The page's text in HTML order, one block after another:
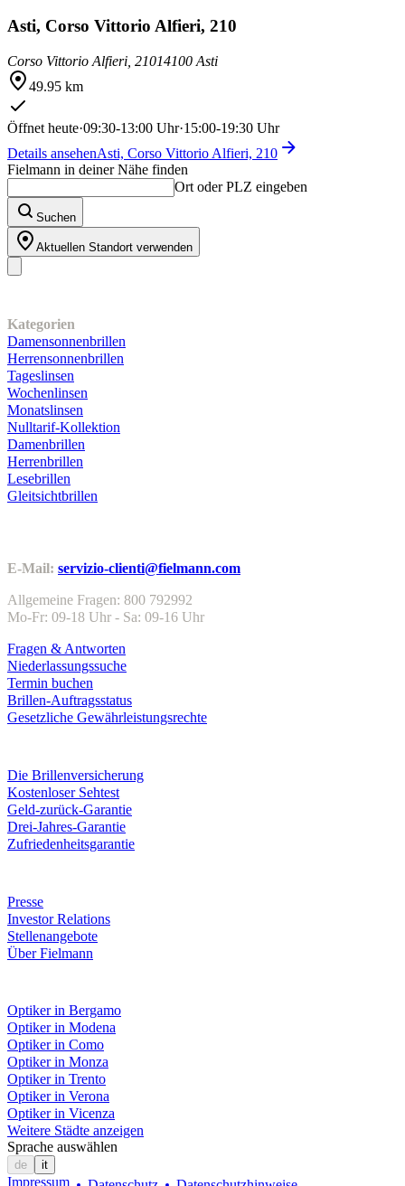
Asti, Corso Vittorio Alfieri, 210
Corso Vittorio Alfieri, 21014100 Asti
49.95 km
Öffnet heute·09:30-13:00 Uhr·15:00-19:30 Uhr
Details ansehenAsti, Corso Vittorio Alfieri, 210
Fielmann in deiner Nähe finden
Ort oder PLZ eingeben
Suchen
Aktuellen Standort verwenden
Kategorien
Damensonnenbrillen
Herrensonnenbrillen
Tageslinsen
Wochenlinsen
Monatslinsen
Nulltarif-Kollektion
Damenbrillen
Herrenbrillen
Lesebrillen
Gleitsichtbrillen
E-Mail: servizio-clienti@fielmann.com
Allgemeine Fragen: 800 792992
Mo-Fr: 09-18 Uhr - Sa: 09-16 Uhr
Fragen & Antworten
Niederlassungssuche
Termin buchen
Brillen-Auftragsstatus
Gesetzliche Gewährleistungsrechte
Die Brillenversicherung
Kostenloser Sehtest
Geld-zurück-Garantie
Drei-Jahres-Garantie
Zufriedenheitsgarantie
Presse
Investor Relations
Stellenangebote
Über Fielmann
Optiker in Bergamo
Optiker in Modena
Optiker in Como
Optiker in Monza
Optiker in Trento
Optiker in Verona
Optiker in Vicenza
Weitere Städte anzeigen
Sprache auswählen
de it
Impressum